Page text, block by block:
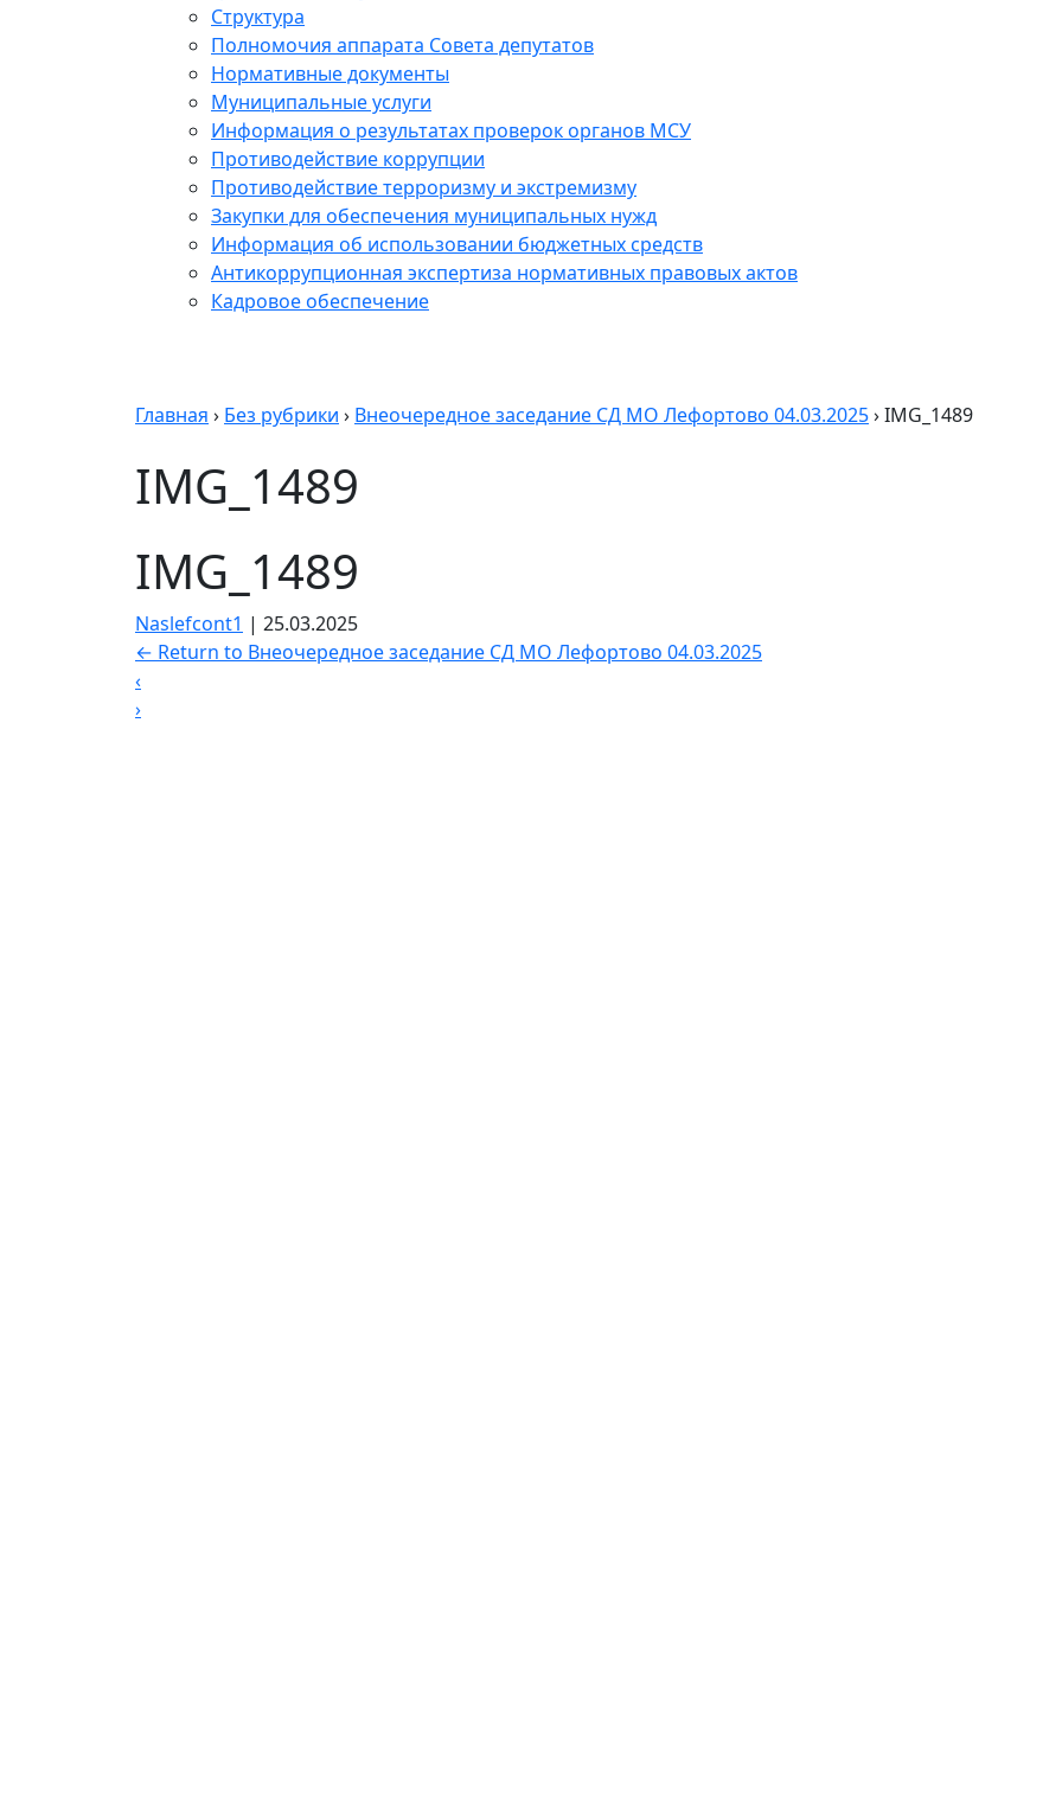
Структура
Полномочия аппарата Совета депутатов
Нормативные документы
Муниципальные услуги
Информация о результатах проверок органов МСУ
Противодействие коррупции
Противодействие терроризму и экстремизму
Закупки для обеспечения муниципальных нужд
Информация об использовании бюджетных средств
Антикоррупционная экспертиза нормативных правовых актов
Кадровое обеспечение
Главная › Без рубрики › Внеочередное заседание СД МО Лефортово 04.03.2025›IMG_1489
IMG_1489
IMG_1489
Naslefcont1 | 25.03.2025
← Return to Внеочередное заседание СД МО Лефортово 04.03.2025
‹
›